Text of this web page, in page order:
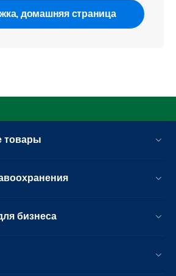
домашняя страница
товары
бизнеса